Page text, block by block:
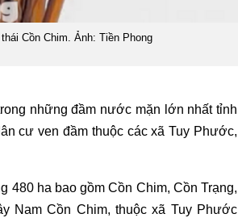
Cồn Chim. Ảnh: Tiền Phong
những đầm nước mặn lớn nhất tỉnh
cư ven đầm thuộc các xã Tuy Phước,
480 ha bao gồm Cồn Chim, Cồn Trạng,
Nam Cồn Chim, thuộc xã Tuy Phước